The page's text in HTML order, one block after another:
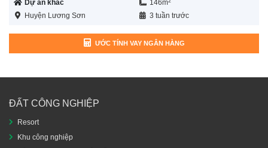
Dự án khác 146m
Huyện Lương Sơn 3 tuần trước
ƯỚC TÍNH VAY NGÂN HÀNG
ĐẤT CÔNG NGHIỆP
Resort
Khu công nghiệp